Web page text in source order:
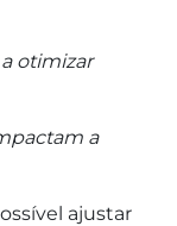
otimizar
a
ajustar